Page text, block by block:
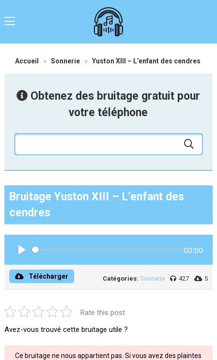
Accueil » Sonnerie » Yuston XIII – L’enfant des cendres
Obtenez des bruitage gratuit pour
votre téléphone
Bruitage Yuston XIII – L’enfant des
cendres
00:00
Télécharger Catégories: Sonnerie 427 5
Rate this post
Avez-vous trouvé cette bruitage utile ?
Ce bruitage ne nous appartient pas. Si vous avez des plaintes